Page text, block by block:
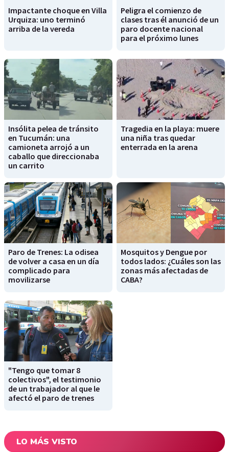
Impactante choque en Villa
Urquiza: uno terminó
arriba de la vereda
Peligra el comienzo de
clases tras él anunció de un
paro docente nacional
para el próximo lunes
Insólita pelea de tránsito
en Tucumán: una
camioneta arrojó a un
caballo que direccionaba
un carrito
Tragedia en la playa: muere
una niña tras quedar
enterrada en la arena
Paro de Trenes: La odisea
de volver a casa en un día
complicado para
movilizarse
Mosquitos y Dengue por
todos lados: ¿Cuáles son las
zonas más afectadas de
CABA?
"Tengo que tomar 8
colectivos", el testimonio
de un trabajador al que le
afectó el paro de trenes
LO MÁS VISTO